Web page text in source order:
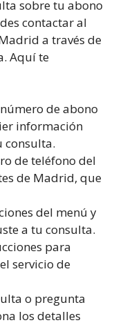
sobre tu abono
contactar al
a través de
Aquí te
de abono
información
consulta.
de teléfono del
de Madrid, que
del menú y
a tu consulta.
para
servicio de
o pregunta
los detalles